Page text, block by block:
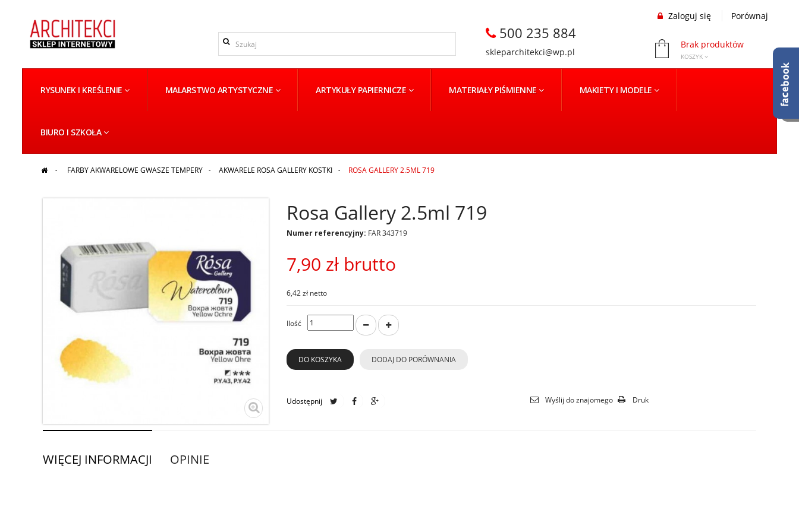
500 235 884
skleparchitekci@wp.pl
Zaloguj się Porównaj
Brak produktów
KOSZYK
RYSUNEK I KREŚLENIE MALARSTWO ARTYSTYCZNE ARTYKUŁY PAPIERNICZE MATERIAŁY PIŚMIENNE MAKIETY I MODELE
BIURO I SZKOŁA
> FARBY AKWARELOWE GWASZE TEMPERY > AKWARELE ROSA GALLERY KOSTKI > ROSA GALLERY 2.5ML 719
Rosa Gallery 2.5ml 719
Numer referencyjny: FAR 343719
7,90 zł brutto
6,42 zł netto
Ilość
DO KOSZYKA DODAJ DO PORÓWNANIA
Udostępnij Wyślij do znajomego Druk
WIĘCEJ INFORMACJI OPINIE